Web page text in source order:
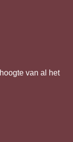
van al het